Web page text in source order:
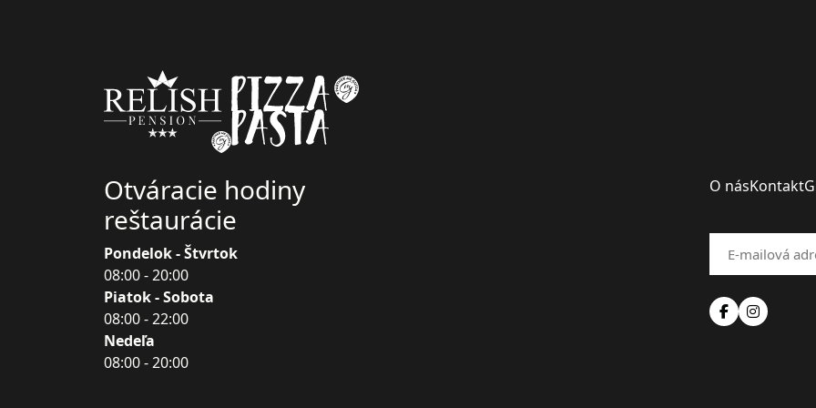
Otváracie hodiny
reštaurácie
Pondelok - Štvrtok
08:00 - 20:00
Piatok - Sobota
08:00 - 22:00
Nedeľa
08:00 - 20:00
O násKontakt